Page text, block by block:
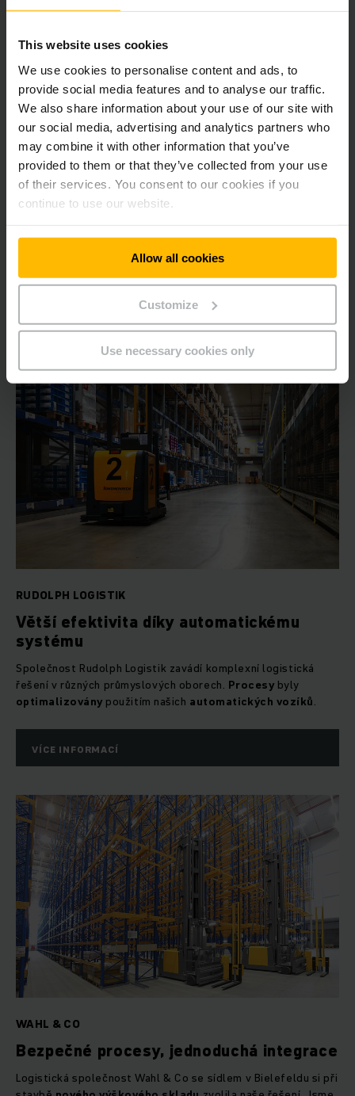
This website uses cookies
We use cookies to personalise content and ads, to
provide social media features and to analyse our traffic.
We also share information about your use of our site with
our social media, advertising and analytics partners who
may combine it with other information that you’ve
provided to them or that they’ve collected from your use
of their services. You consent to our cookies if you
continue to use our website.
Allow all cookies
Customize
Use necessary cookies only
PFENNING LOGISTICS GMBH
Silná flotila pro efektivní tok materiálu
Toto 20 hektarové logistické centrum, vlastněné
spoléhá na naše vysokozdvižné vozíky. Impozantní flotila88
vysokozdvižných vozíkůje energeticky účinná díky funkci
rekuperace energie
VÍCE INFORMACÍ
RUDOLPH LOGISTIK
Větší efektivita díky automatickému
systému
Společnost Rudolph Logistik zavádí komplexní logistická
řešení v různých průmyslových oborech. Procesy byly
optimalizovány použitím našich automatických vozíků.
VÍCE INFORMACÍ
WAHL & CO
Bezpečné procesy, jednoduchá integrace
Logistická společnost Wahl & Co se sídlem v Bielefeldu si při